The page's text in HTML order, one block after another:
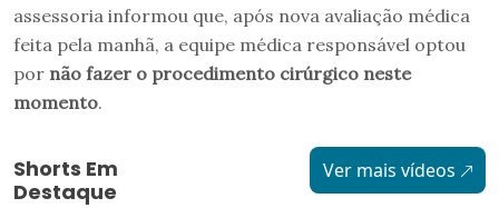
assessoria informou que, após nova avaliação médica
feita pela manhã, a equipe médica responsável optou
por não fazer o procedimento cirúrgico neste
momento.
Shorts Em
Destaque
Ver mais vídeos